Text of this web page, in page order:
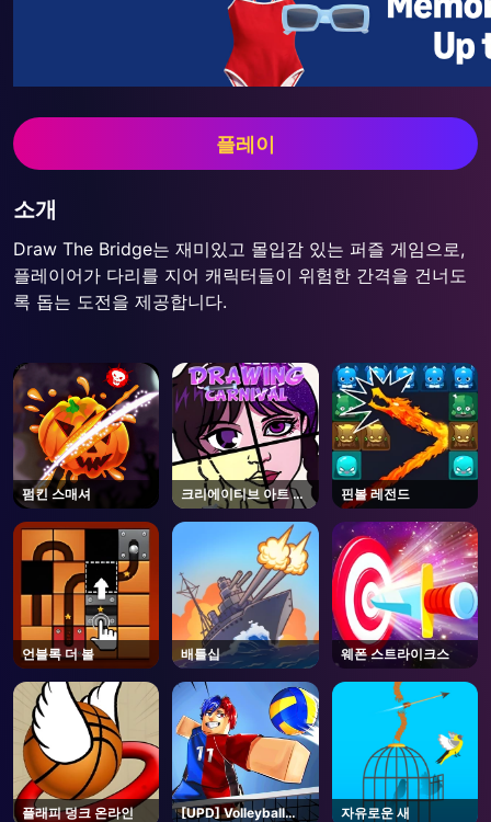
플레이
소개
Draw The Bridge는 재미있고 몰입감 있는 퍼즐 게임으로,
플레이어가 다리를 지어 캐릭터들이 위험한 간격을 건너도
록 돕는 도전을 제공합니다.
펌킨 스매셔
크리에이티브 아트 파
크
핀볼 레전드
언블록 더 볼 배틀십 웨폰 스트라이크스
플래피 덩크 온라인
[UPD] Volleyball
자유로운 새